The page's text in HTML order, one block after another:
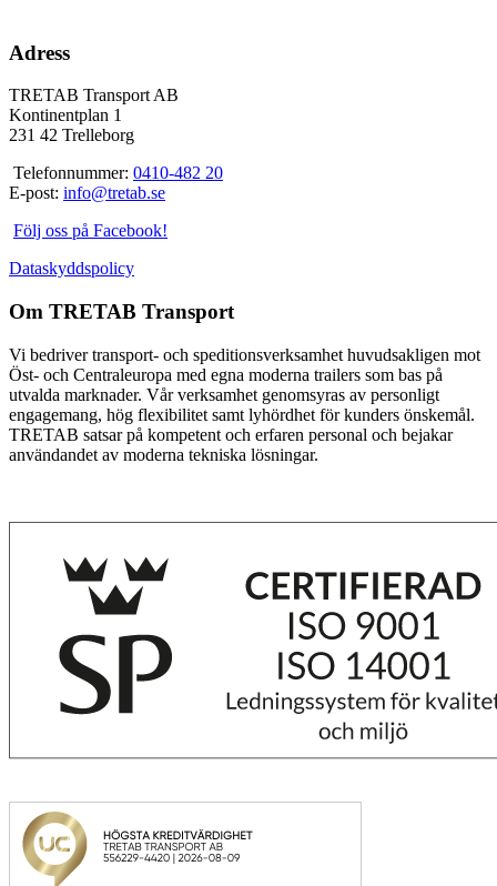
Adress
TRETAB Transport AB
Kontinentplan 1
231 42 Trelleborg
Telefonnummer: 0410-482 20
E-post: info@tretab.se
Följ oss på Facebook!
Dataskyddspolicy
Om TRETAB Transport
Vi bedriver transport- och speditionsverksamhet huvudsakligen mot
Öst- och Centraleuropa med egna moderna trailers som bas på
utvalda marknader. Vår verksamhet genomsyras av personligt
engagemang, hög flexibilitet samt lyhördhet för kunders önskemål.
TRETAB satsar på kompetent och erfaren personal och bejakar
användandet av moderna tekniska lösningar.